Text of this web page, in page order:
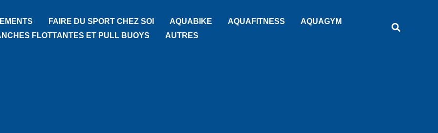
FAIRE DU SPORT CHEZ SOI AQUABIKE AQUAFITNESS
AQUAGYM
FLOTTANTES ET PULL BUOYS AUTRES